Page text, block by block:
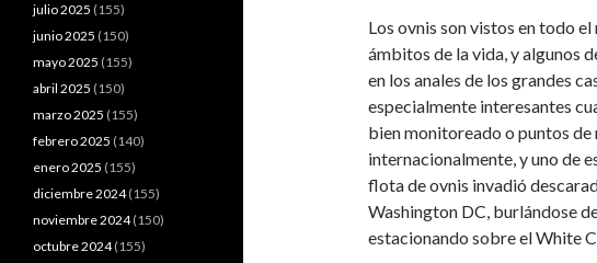
Los ovnis son vistos en todo
ámbitos de la vida, y algunos
en los anales de los grandes
especialmente interesantes
bien monitoreado o puntos
internacionalmente, y uno de
flota de ovnis invadió
Washington DC, burlándose
estacionando sobre el White
julio 2025 (155)
junio 2025 (150)
mayo 2025 (155)
abril 2025 (150)
marzo 2025 (155)
febrero 2025 (140)
enero 2025 (155)
diciembre 2024(155)
noviembre 2024(150)
octubre 2024(155)